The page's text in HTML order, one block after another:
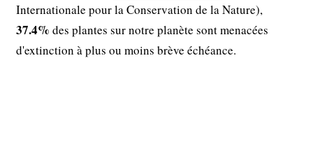
Internationale pour la Conservation de la Nature),
37.4% des plantes sur notre planète sont menacées
d'extinction à plus ou moins brève échéance.